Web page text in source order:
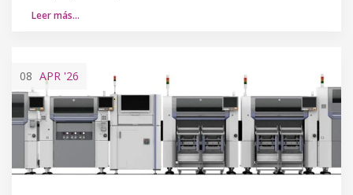
Leer más…
08 APR '26